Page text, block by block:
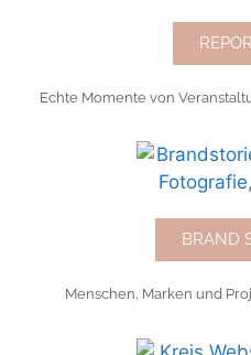
Echte Momente von
BRAND
Menschen, Marken und